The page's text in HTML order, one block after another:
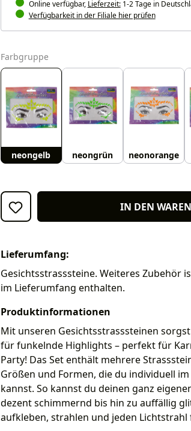
Online verfügbar, Lieferzeit:1-2 Tage in
Verfügbarkeit in der Filiale hier prüfen
Farbgruppeauswählen
neongelb neongrün neonorange
IN DEN
Lieferumfang:
Gesichtsstrasssteine. Weiteres Zubehör
im Lieferumfang enthalten.
Produktinformationen
Mit unseren Gesichtsstrasssteinen
für funkelnde Highlights – perfekt für
Party! Das Set enthält mehrere
Größen und Formen, die du individuell
kannst. So kannst du deinen ganz
dezent schimmernd bis hin zu auffällig
aufkleben, strahlen und jeden